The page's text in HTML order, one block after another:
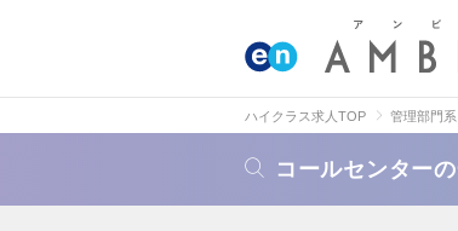
ハイクラス求人TOP 管理部門系
コールセンター